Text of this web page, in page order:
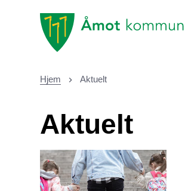
Åmot kommune
Du er her:
Hjem Aktuelt
Aktuelt